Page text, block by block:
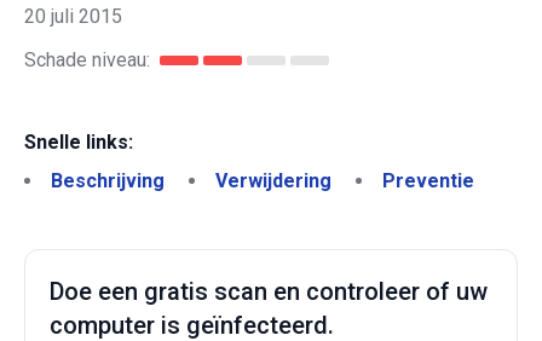
20 juli 2015
Schade niveau:
Snelle links:
Beschrijving
Verwijdering Preventie
Doe een gratis scan en controleer of uw
computer is geïnfecteerd.